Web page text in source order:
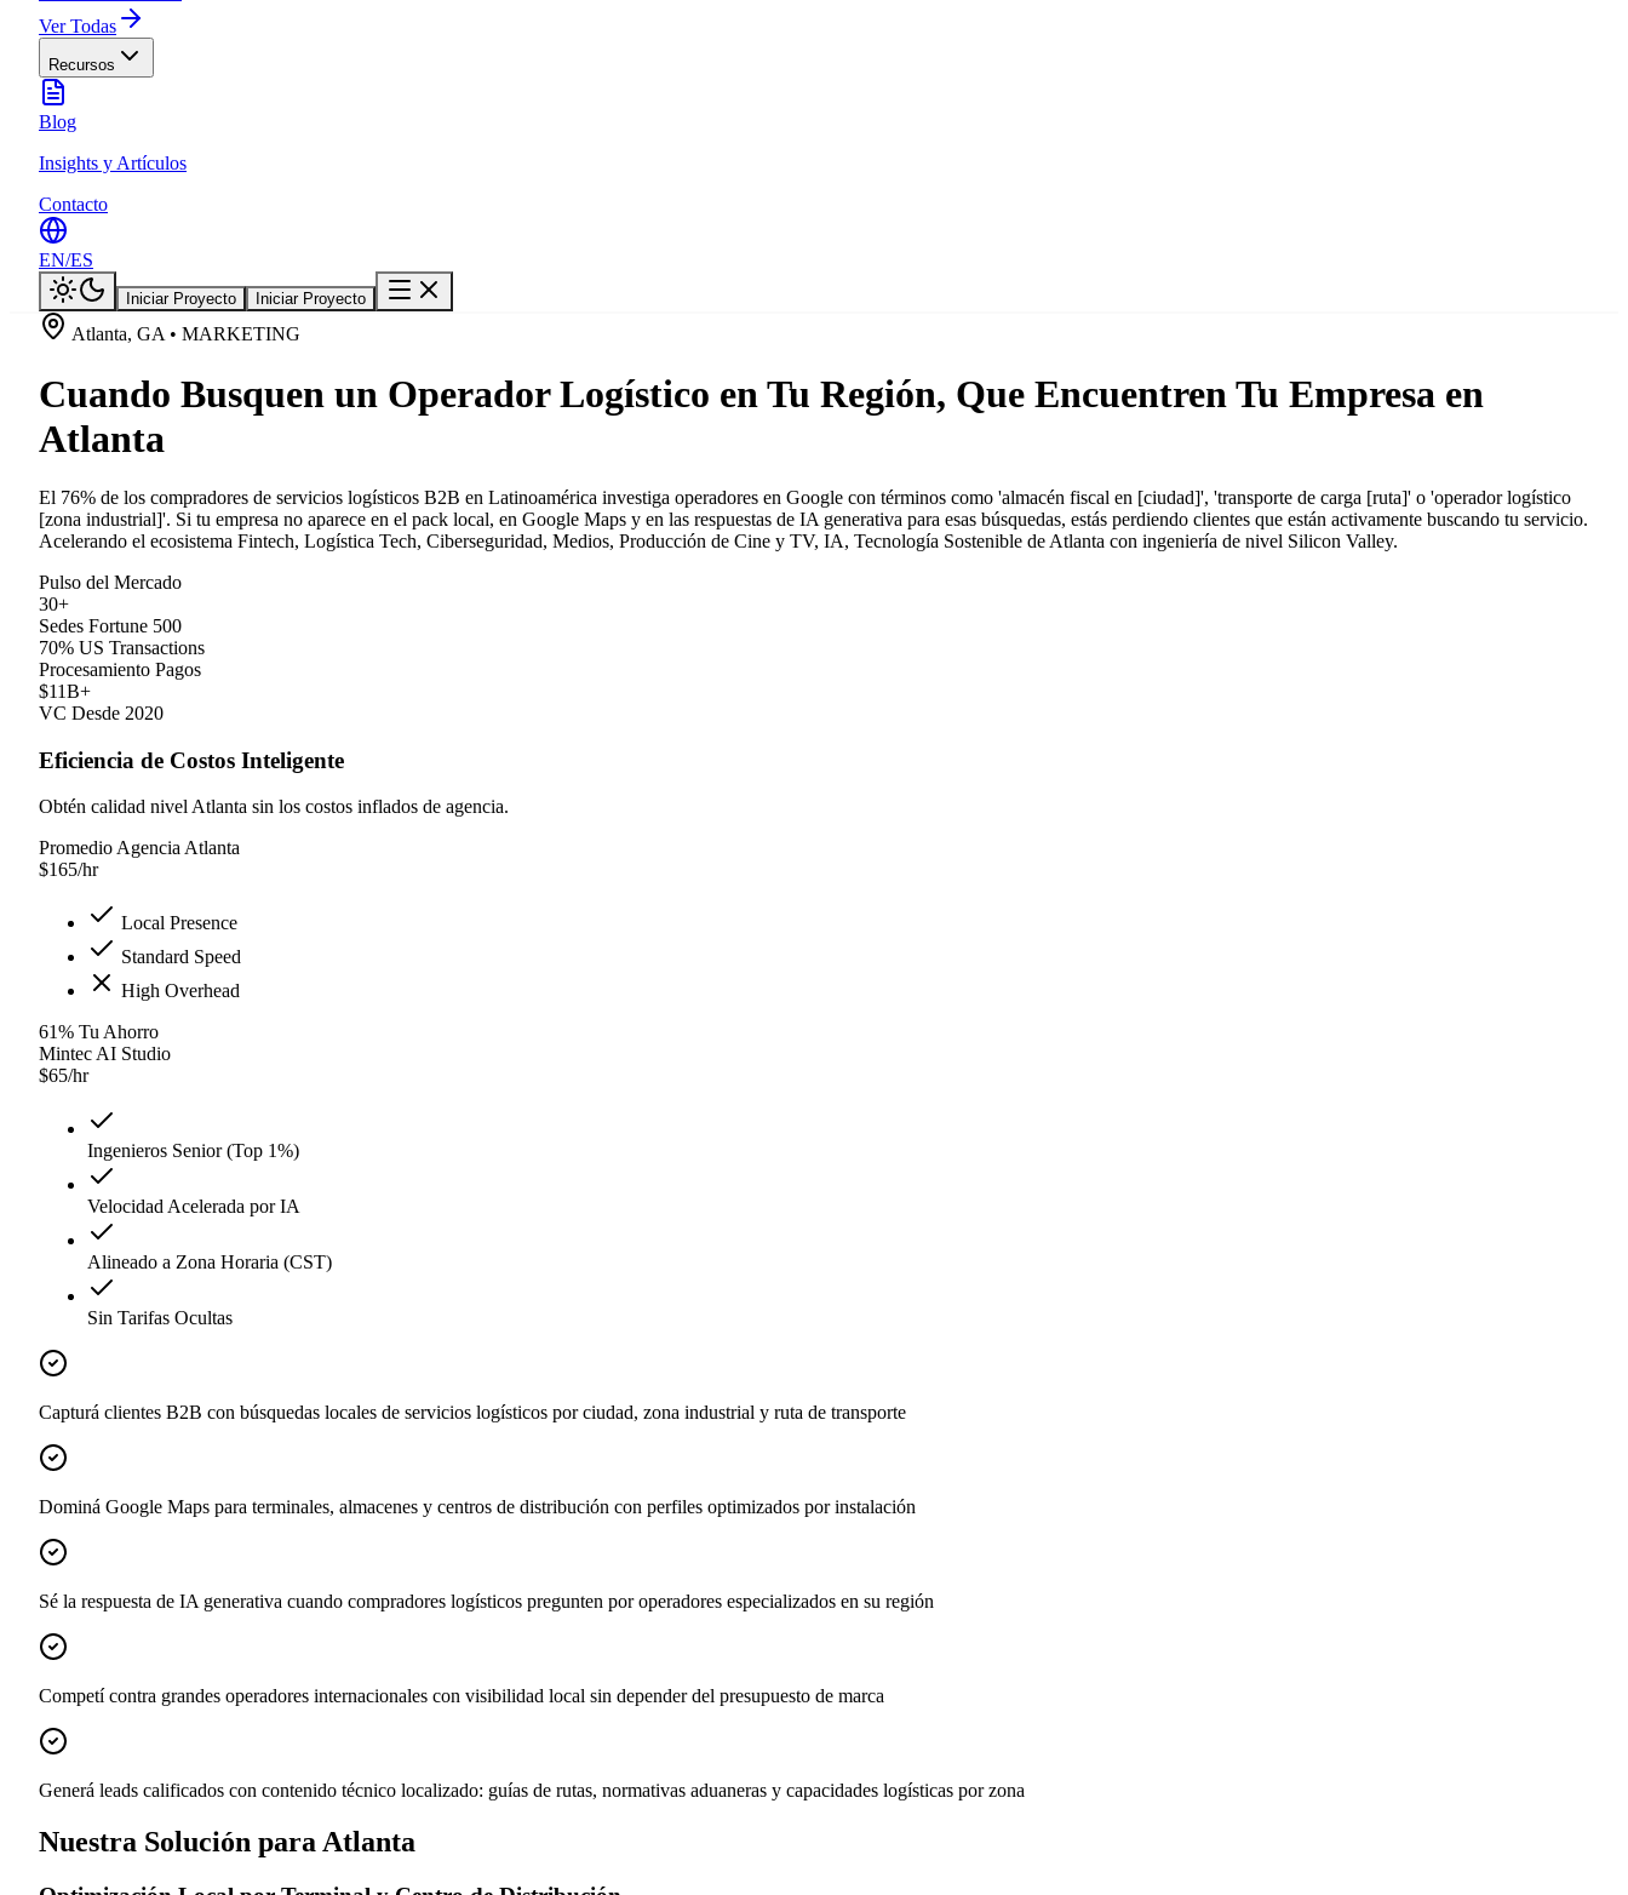
Ver Todas
Recursos
Blog
Insights y Artículos
Contacto
EN/ES
Iniciar Proyecto Iniciar Proyecto
Atlanta, GA • MARKETING
Cuando Busquen un Operador Logístico en Tu Región, Que Encuentren Tu Empresa en
Atlanta
El 76% de los compradores de servicios logísticos B2B en Latinoamérica investiga operadores en Google con términos como 'almacén fiscal en [ciudad]', 'transporte de carga [ruta]' o 'operador logístico
[zona industrial]'. Si tu empresa no aparece en el pack local, en Google Maps y en las respuestas de IA generativa para esas búsquedas, estás perdiendo clientes que están activamente buscando tu servicio.
Acelerando el ecosistema Fintech, Logística Tech, Ciberseguridad, Medios, Producción de Cine y TV, IA, Tecnología Sostenible de Atlanta con ingeniería de nivel Silicon Valley.
Pulso del Mercado
30+
Sedes Fortune 500
70% US Transactions
Procesamiento Pagos
$11B+
VC Desde 2020
Eficiencia de Costos Inteligente
Obtén calidad nivel Atlanta sin los costos inflados de agencia.
Promedio Agencia Atlanta
$165/hr
Local Presence
Standard Speed
High Overhead
61% Tu Ahorro
Mintec AI Studio
$65/hr
Ingenieros Senior (Top 1%)
Velocidad Acelerada por IA
Alineado a Zona Horaria (CST)
Sin Tarifas Ocultas
Capturá clientes B2B con búsquedas locales de servicios logísticos por ciudad, zona industrial y ruta de transporte
Dominá Google Maps para terminales, almacenes y centros de distribución con perfiles optimizados por instalación
Sé la respuesta de IA generativa cuando compradores logísticos pregunten por operadores especializados en su región
Competí contra grandes operadores internacionales con visibilidad local sin depender del presupuesto de marca
Generá leads calificados con contenido técnico localizado: guías de rutas, normativas aduaneras y capacidades logísticas por zona
Nuestra Solución para Atlanta